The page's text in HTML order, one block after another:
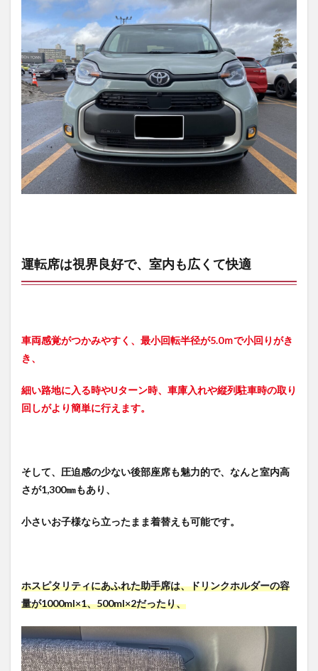
運転席は視界良好で、室内も広くて快適
車両感覚がつかみやすく、最小回転半径が5.0ｍで小回りがき
き、
細い路地に入る時やUターン時、車庫入れや縦列駐車時の取り
回しがより簡単に行えます。
そして、圧迫感の少ない後部座席も魅力的で、なんと室内高
さが1,300㎜もあり、
小さいお子様なら立ったまま着替えも可能です。
ホスピタリティにあふれた助手席は、ドリンクホルダーの容
量が1000ml×1、500ml×2だったり、